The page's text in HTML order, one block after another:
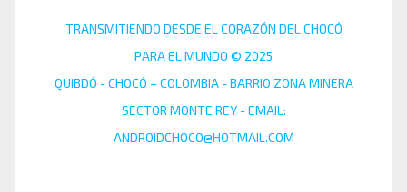
TRANSMITIENDO DESDE EL CORAZÓN DEL CHOCÓ
PARA EL MUNDO © 2025
QUIBDÓ - CHOCÓ – COLOMBIA - BARRIO ZONA MINERA
SECTOR MONTE REY - EMAIL:
ANDROIDCHOCO@HOTMAIL.COM